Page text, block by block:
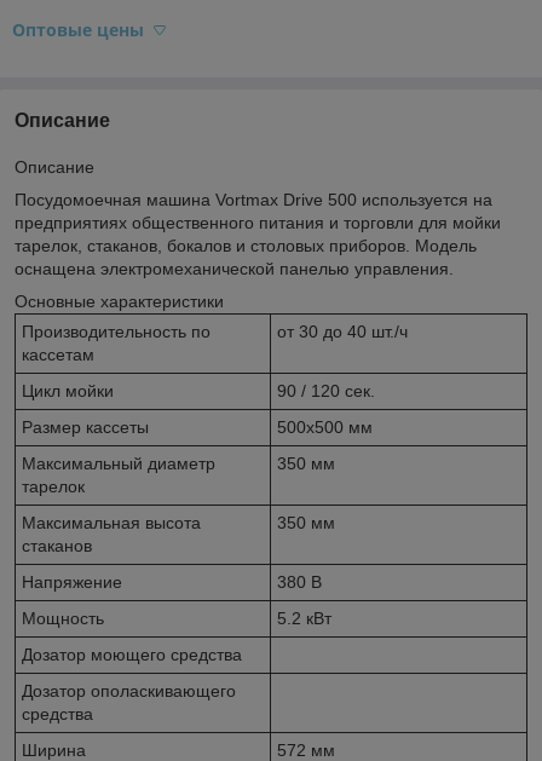
Оптовые цены
Описание
Описание
Посудомоечная машина Vortmax Drive 500 используется на
предприятиях общественного питания и торговли для мойки
тарелок, стаканов, бокалов и столовых приборов. Модель
оснащена электромеханической панелью управления.
Основные характеристики
Производительность по
кассетам
от 30 до 40 шт./ч
Цикл мойки
90 / 120 сек.
Размер кассеты
500х500 мм
Максимальный диаметр
тарелок
350 мм
Максимальная высота
стаканов
350 мм
Напряжение
380 В
Мощность
5.2 кВт
Дозатор моющего средства
Дозатор ополаскивающего
средства
Ширина
572 мм